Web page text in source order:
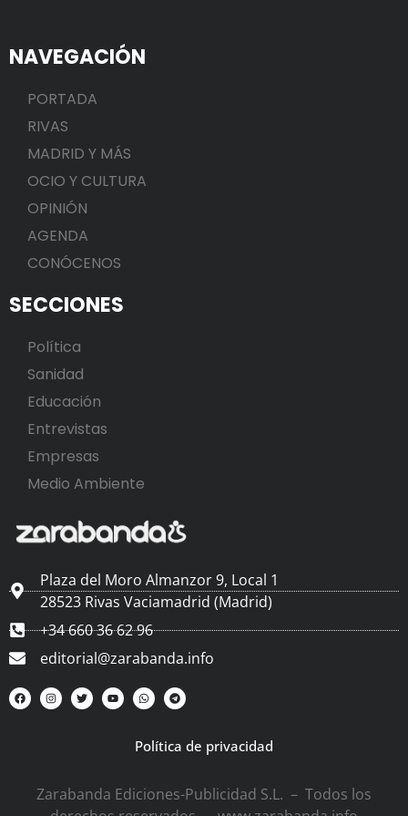
NAVEGACIÓN
PORTADA
RIVAS
MADRID Y MÁS
OCIO Y CULTURA
OPINIÓN
AGENDA
CONÓCENOS
SECCIONES
Política
Sanidad
Educación
Entrevistas
Empresas
Medio Ambiente
Plaza del Moro Almanzor 9, Local 1
28523 Rivas Vaciamadrid (Madrid)
+34 660 36 62 96
editorial@zarabanda.info
Política de privacidad
Zarabanda Ediciones-Publicidad S.L. – Todos los